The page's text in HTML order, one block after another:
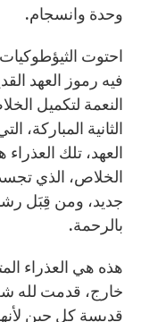
وحدة وانسجام.
احتوت
فيه رموز العهد
النعمة لتكميل
الثانية
العهد، تلك
الخلاص، الذي
جديد، ومن قِبَل
بالرحمة.
هذه هي العذراء
خارج، قدمت لله
قديسة كل حين